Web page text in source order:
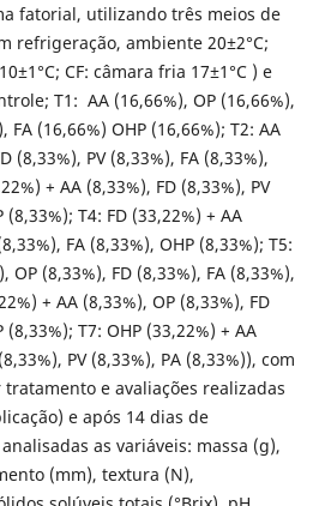
fatorial, utilizando três meios de
refrigeração, ambiente 20±2°C;
CF: câmara fria 17±1°C ) e
T1: AA (16,66%), OP (16,66%),
FA (16,66%) OHP (16,66%); T2: AA
(8,33%), PV (8,33%), FA (8,33%),
+ AA (8,33%), FD (8,33%), PV
(8,33%); T4: FD (33,22%) + AA
FA (8,33%), OHP (8,33%); T5:
OP (8,33%), FD (8,33%), FA (8,33%),
+ AA (8,33%), OP (8,33%), FD
(8,33%); T7: OHP (33,22%) + AA
PV (8,33%), PA (8,33%)), com
e avaliações realizadas
e após 14 dias de
as variáveis: massa (g),
(mm), textura (N),